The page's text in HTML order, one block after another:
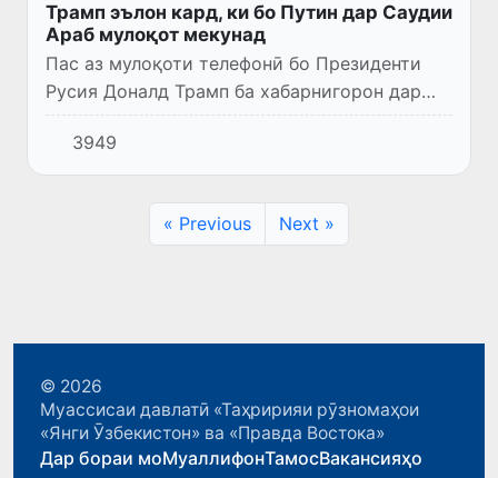
Трамп эълон кард, ки бо Путин дар Саудии
Араб мулоқот мекунад
Пас аз мулоқоти телефонӣ бо Президенти
Русия Доналд Трамп ба хабарнигорон дар
Кохи сафед гуфт, ки мулоқоти ӯ бо Путин дар
бораи Украина дар Арабистони Саудӣ
баргузор мешавад.
3949
« Previous Next »
© 2026
Муассисаи давлатӣ «Таҳририяи рӯзномаҳои
«Янги Ӯзбекистон» ва «Правда Востока»
Дар бораи моМуаллифонТамосВакансияҳо